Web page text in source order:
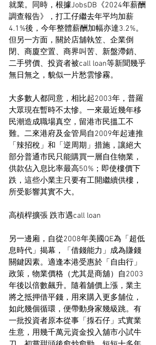
就業。同時，根據JobsDB《2024年薪酬
調查報告》，打工仔繼去年平均加薪
4.1%後，今年整體薪酬加幅亦達3.2%。
但另一方面，關於店舖執笠、企業倒
閉、商廈空置、商界叫苦、新盤滯銷、
二手劈價、投資者被call loan等新聞幾乎
無日無之，貌似一片愁雲慘霧。
大多數人都同意，相比起2003年，普羅
大眾現在暫時不太慘。一來最近幾年移
民潮造成職場真空，留港市民搵工不
難。二來港府及金管局自2009年起連推
「辣招稅」和「逆周期」措施，讓絕大
部分普通市民只能購買一層自住物業，
供款佔入息比率最高50%；即使樓價下
跌，這些小業主只要有工開繼續供樓，
所受影響其實不大。
高槓桿擴張 跌市遇call loan
另一邊廂，自從2008年美國QE為「超低
息時代」揭幕，「借錢能力」成為賺錢
關鍵因素。適逢本港受惠於「自由行」
政策，物業價格（尤其是商舖）自2003
年後以倍數飆升。隨着舖價上漲，業主
將之抵押借平錢，用來購入更多舖位，
如此幾個循環，便帶動身家幾級跳。有
一批投資者原本從事「揼石仔」式實業
生意，用幾千萬元資金投入舖市小試牛